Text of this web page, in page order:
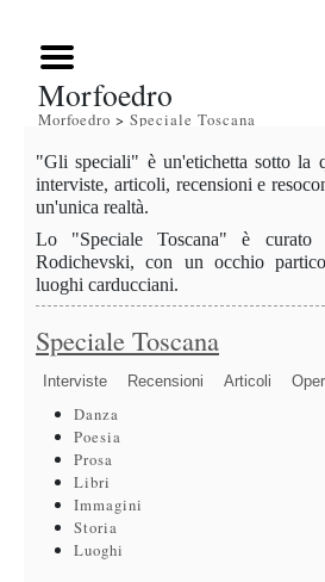
Morfoedro
Morfoedro > Speciale Toscana
"Gli speciali" è un'etichetta sotto la
interviste, articoli, recensioni e
un'unica realtà.
Lo "Speciale Toscana" è curato
Rodichevski, con un occhio
luoghi carducciani.
Speciale Toscana
Interviste Recensioni Articoli
Danza
Poesia
Prosa
Libri
Immagini
Storia
Luoghi